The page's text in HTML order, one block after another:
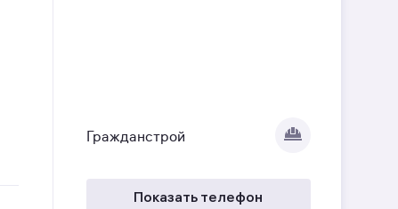
Гражданстрой
Показать телефон